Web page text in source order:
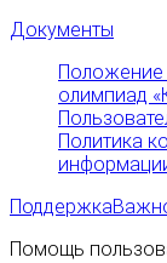
Документы
Положение
олимпиад
Политика
Поддержка
Помощь